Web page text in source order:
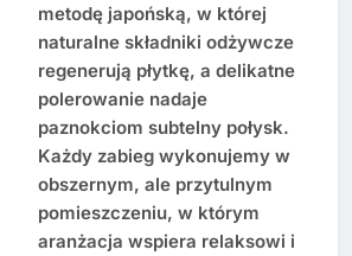
metodę japońską, w której
naturalne składniki odżywcze
regenerują płytkę, a delikatne
polerowanie nadaje
paznokciom subtelny połysk.
Każdy zabieg wykonujemy w
obszernym, ale przytulnym
pomieszczeniu, w którym
aranżacja wspiera relaksowi i